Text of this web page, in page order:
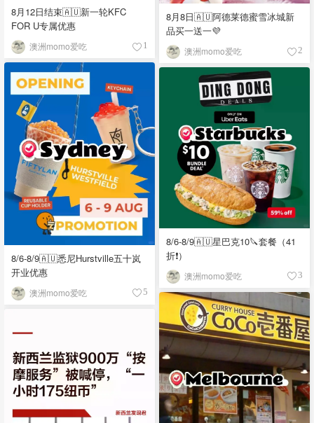
8月12日结束🇦🇺新一轮KFC
FOR U专属优惠
澳洲momo爱吃 1
8月8日🇦🇺阿德莱德蜜雪冰城新
品买一送一💜
澳洲momo爱吃 2
8/6-8/9🇦🇺悉尼Hurstville五十岚
开业优惠
澳洲momo爱吃 5
8/6-8/9🇦🇺星巴克10🔪套餐（41
折❗）
澳洲momo爱吃 3